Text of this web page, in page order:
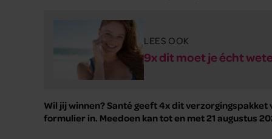
LEES OOK
9x dit moet je écht
Wil jij winnen? Santé geeft 4x dit verzorgingspakket
formulier in. Meedoen kan tot en met 21 augustus